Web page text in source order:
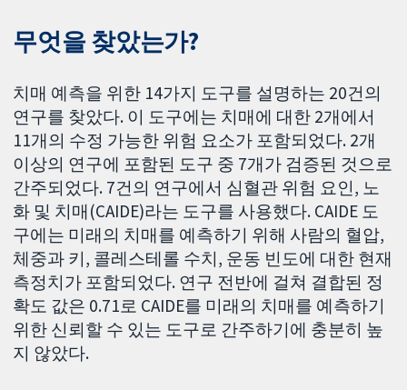
무엇을 찾았는가?
치매 예측을 위한 14가지 도구를 설명하는 20건의
연구를 찾았다. 이 도구에는 치매에 대한 2개에서
11개의 수정 가능한 위험 요소가 포함되었다. 2개
이상의 연구에 포함된 도구 중 7개가 검증된 것으로
간주되었다. 7건의 연구에서 심혈관 위험 요인, 노
화 및 치매(CAIDE)라는 도구를 사용했다. CAIDE 도
구에는 미래의 치매를 예측하기 위해 사람의 혈압,
체중과 키, 콜레스테롤 수치, 운동 빈도에 대한 현재
측정치가 포함되었다. 연구 전반에 걸쳐 결합된 정
확도 값은 0.71로 CAIDE를 미래의 치매를 예측하기
위한 신뢰할 수 있는 도구로 간주하기에 충분히 높
지 않았다.